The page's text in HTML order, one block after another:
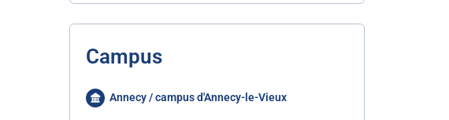
Campus
Annecy / campus d'Annecy-le-Vieux